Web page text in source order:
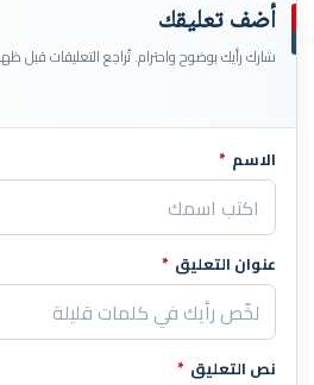
أضف تعليقك
شارك رأيك بوضوح واحترام. تُراجع التعليقات قبل
اترك هذا الحقل فارغاً
الاسم *
عنوان التعليق *
نص التعليق *